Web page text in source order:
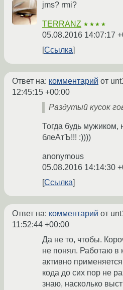
jms? rmi?
TERRANZ ★★★★
05.08.2016 14:07:17
Ссылка
Ответ на: комментарий от
12:45:15 +00:00
Раздутый кусок
Тогда будь мужиком,
блеАтЪ!!! :))))
anonymous
05.08.2016 14:14:30
Ссылка
Ответ на: комментарий от
11:52:44 +00:00
Да не то, чтобы.
не понял. Работаю в
активно
кода до сих пор не
знаю, насколько